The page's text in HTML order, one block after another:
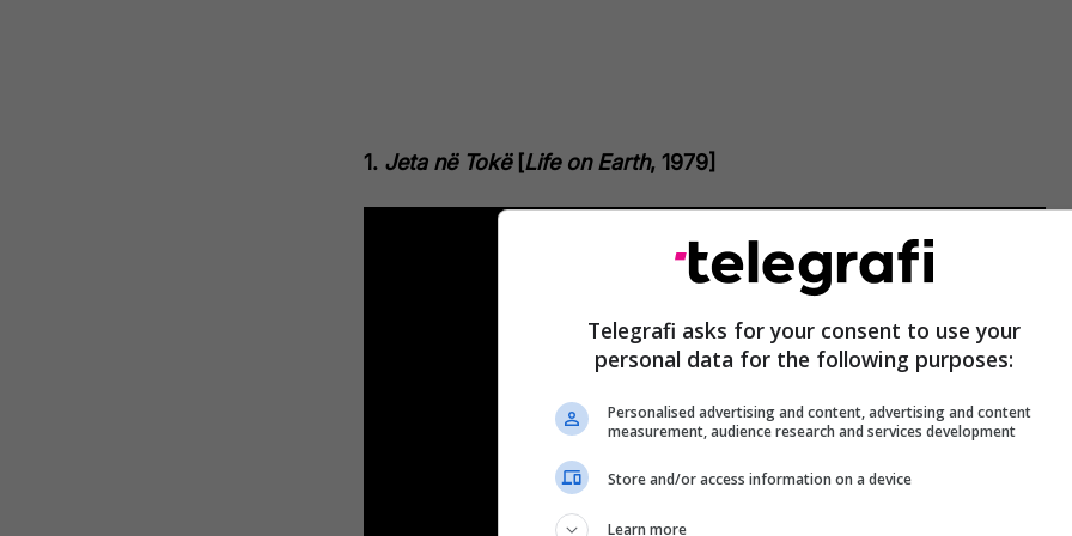
1. Jeta në Tokë[Life on Earth, 1979]
Telegrafi asks for your consent to use your
personal data for the following purposes:
Personalised advertising and content, advertising and content
measurement, audience research and services development
Store and/or access information on a device
Learn more